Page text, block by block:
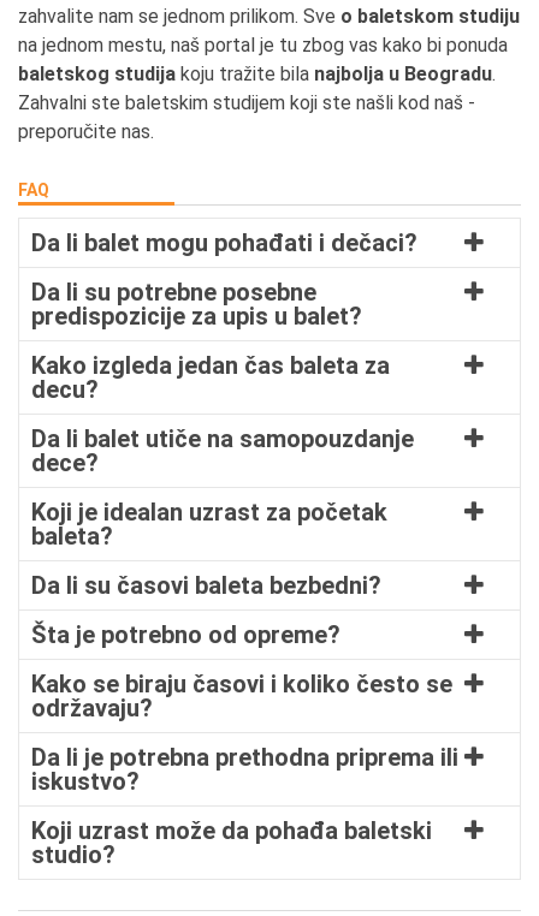
zahvalite nam se jednom prilikom. Sve o baletskom studiju
na jednom mestu, naš portal je tu zbog vas kako bi ponuda
baletskog studija koju tražite bila najbolja u Beogradu.
Zahvalni ste baletskim studijem koji ste našli kod naš -
preporučite nas.
FAQ
Da li balet mogu pohađati i dečaci?
Da li su potrebne posebne
predispozicije za upis u balet?
Kako izgleda jedan čas baleta za
decu?
Da li balet utiče na samopouzdanje
dece?
Koji je idealan uzrast za početak
baleta?
Da li su časovi baleta bezbedni?
Šta je potrebno od opreme?
Kako se biraju časovi i koliko često se
održavaju?
Da li je potrebna prethodna priprema ili
iskustvo?
Koji uzrast može da pohađa baletski
studio?